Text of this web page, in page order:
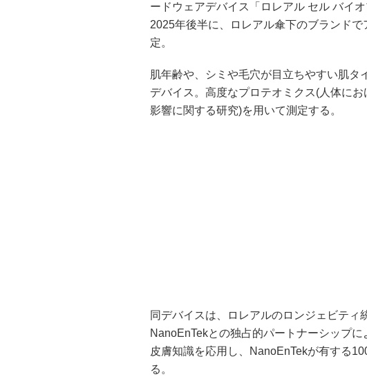
ードウェアデバイス「ロレアル セル バイ
2025年後半に、ロレアル傘下のブランド
定。
肌年齢や、シミや毛穴が目立ちやすい肌
デバイス。高度なプロテオミクス(人体に
影響に関する研究)を用いて測定する。
同デバイスは、ロレアルのロンジェビティ
NanoEnTekとの独占的パートナーシップ
皮膚知識を応用し、NanoEnTekが有する
る。